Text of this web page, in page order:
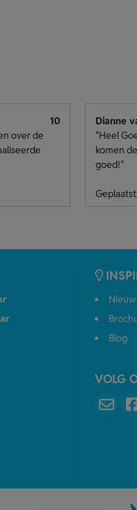
10
over de
Dianne
"Heel
komen
goed!"
Blog
VOLG